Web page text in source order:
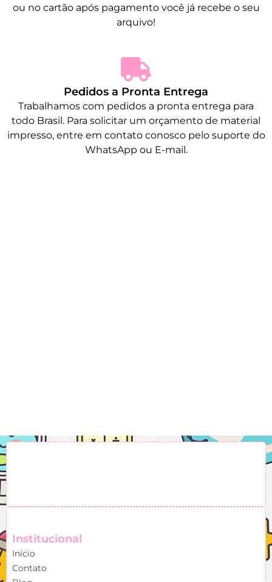
ou no cartão após pagamento você já recebe o seu
arquivo!
Pedidos a Pronta Entrega
Trabalhamos com pedidos a pronta entrega para
todo Brasil. Para solicitar um orçamento de material
impresso, entre em contato conosco pelo suporte do
WhatsApp ou E-mail.
Institucional
Início
Contato